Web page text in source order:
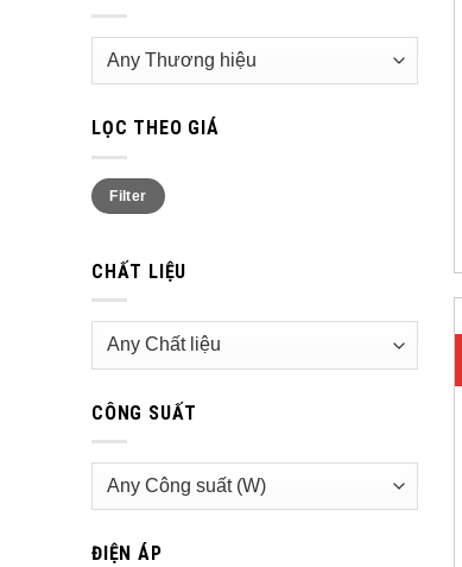
LỌC THEO GIÁ
Min
price
Max
priceFilter
CHẤT LIỆU
CÔNG SUẤT
ĐIỆN ÁP